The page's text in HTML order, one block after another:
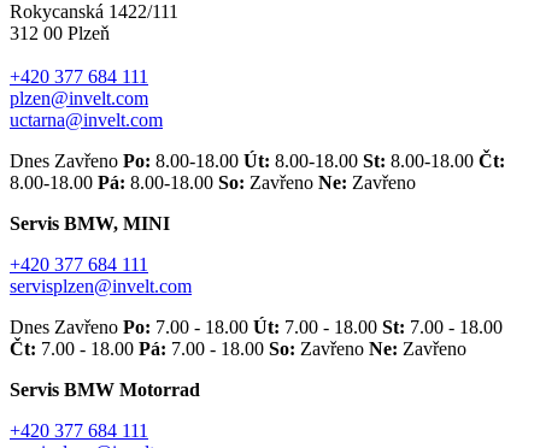
Rokycanská 1422/111
312 00 Plzeň
+420 377 684 111
plzen@invelt.com
uctarna@invelt.com
Dnes Zavřeno Po: 8.00-18.00 Út: 8.00-18.00 St: 8.00-18.00 Čt:
8.00-18.00 Pá: 8.00-18.00 So: Zavřeno Ne: Zavřeno
Servis BMW, MINI
+420 377 684 111
servisplzen@invelt.com
Dnes Zavřeno Po: 7.00 - 18.00 Út: 7.00 - 18.00 St: 7.00 - 18.00
Čt: 7.00 - 18.00 Pá: 7.00 - 18.00 So: Zavřeno Ne: Zavřeno
Servis BMW Motorrad
+420 377 684 111